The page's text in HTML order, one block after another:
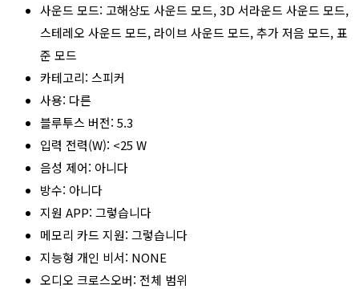
사운드 모드: 고해상도 사운드 모드, 3D 서라운드 사운드 모드,
스테레오 사운드 모드, 라이브 사운드 모드, 추가 저음 모드, 표
준 모드
카테고리: 스피커
사용: 다른
블루투스 버전: 5.3
입력 전력(W): <25 W
음성 제어: 아니다
방수: 아니다
지원 APP: 그렇습니다
메모리 카드 지원: 그렇습니다
지능형 개인 비서: NONE
오디오 크로스오버: 전체 범위